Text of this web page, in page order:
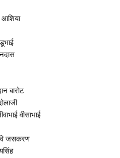
आशिया
बारोट
वीसाभाई
जसकरण